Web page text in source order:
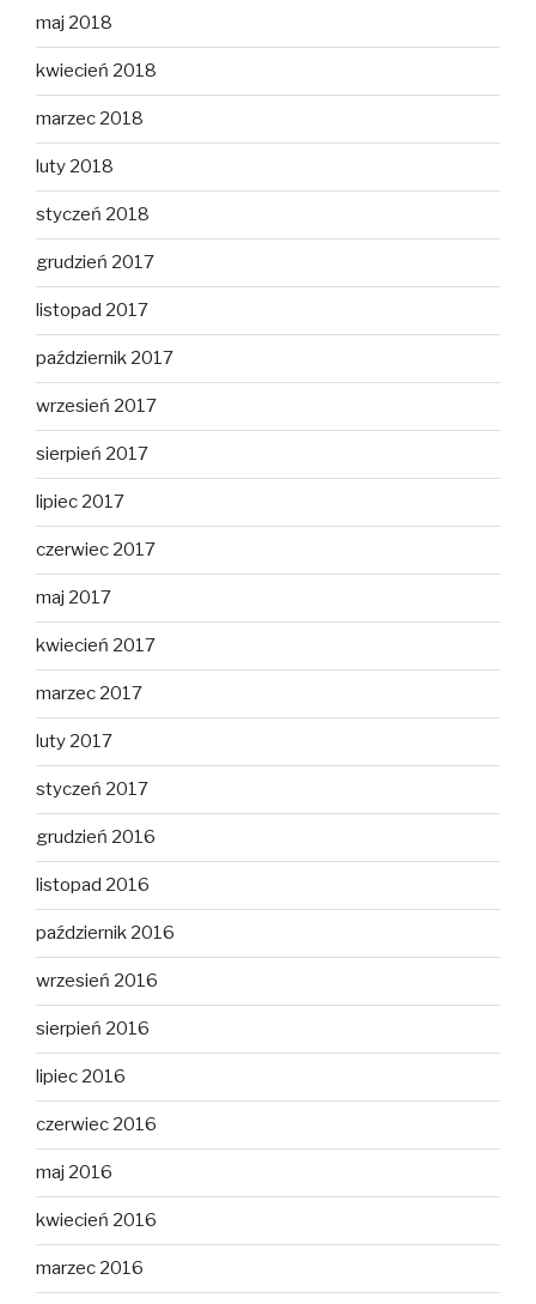
maj 2018
kwiecień 2018
marzec 2018
luty 2018
styczeń 2018
grudzień 2017
listopad 2017
październik 2017
wrzesień 2017
sierpień 2017
lipiec 2017
czerwiec 2017
maj 2017
kwiecień 2017
marzec 2017
luty 2017
styczeń 2017
grudzień 2016
listopad 2016
październik 2016
wrzesień 2016
sierpień 2016
lipiec 2016
czerwiec 2016
maj 2016
kwiecień 2016
marzec 2016